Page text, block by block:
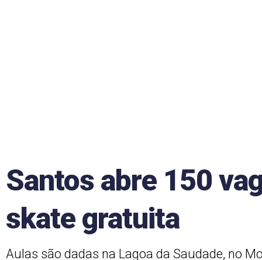
Santos abre 150
skate gratuita
Aulas são dadas na Lagoa da Saudade, no